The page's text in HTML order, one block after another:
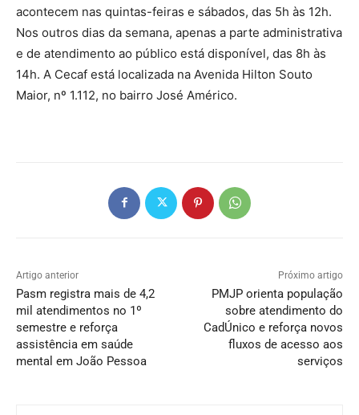
acontecem nas quintas-feiras e sábados, das 5h às 12h.
Nos outros dias da semana, apenas a parte administrativa
e de atendimento ao público está disponível, das 8h às
14h. A Cecaf está localizada na Avenida Hilton Souto
Maior, nº 1.112, no bairro José Américo.
Artigo anterior
Pasm registra mais de 4,2
mil atendimentos no 1º
semestre e reforça
assistência em saúde
mental em João Pessoa
Próximo artigo
PMJP orienta população
sobre atendimento do
CadÚnico e reforça novos
fluxos de acesso aos
serviços